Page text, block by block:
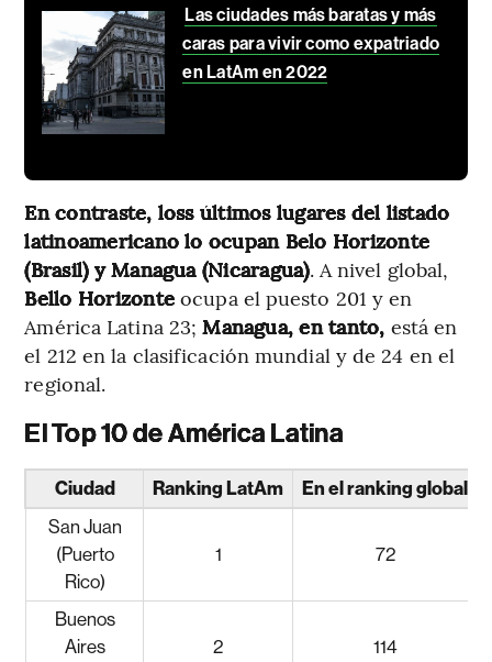
Las ciudades más baratas y más
caras para vivir como expatriado
en LatAm en 2022
En contraste, loss últimos lugares del listado
latinoamericano lo ocupan Belo Horizonte
(Brasil) y Managua (Nicaragua). A nivel global,
Bello Horizonte ocupa el puesto 201 y en
América Latina 23;Managua, en tanto, está en
el 212 en la clasificación mundial y de 24 en el
regional.
El Top 10 de América Latina
Ciudad Ranking LatAm
En el ranking global
San Juan
(Puerto
Rico)
1 72
Buenos
Aires
2 114